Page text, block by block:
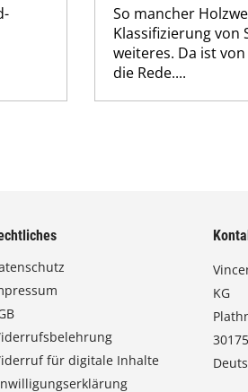
So mancher
Klassifizierung von
weiteres. Da ist
die Rede....
für digitale Inhalte
KG